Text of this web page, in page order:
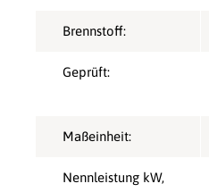
Brennstoff:
Geprüft:
Maßeinheit:
Nennleistung kW,